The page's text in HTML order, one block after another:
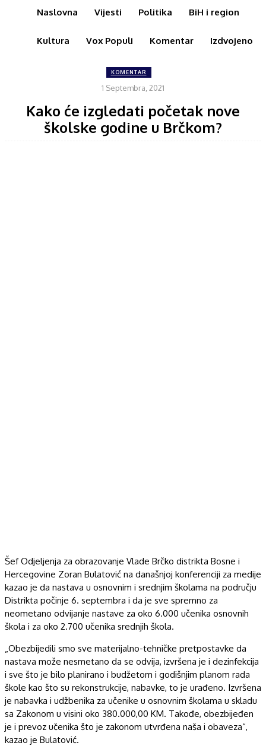
Naslovna Vijesti Politika BiH i region
Kultura Vox Populi Komentar Izdvojeno
KOMENTAR
1 Septembra, 2021
Kako će izgledati početak nove
školske godine u Brčkom?
Šef Odjeljenja za obrazovanje Vlade Brčko distrikta Bosne i
Hercegovine Zoran Bulatović na današnjoj konferenciji za medije
kazao je da nastava u osnovnim i srednjim školama na području
Distrikta počinje 6. septembra i da je sve spremno za
neometano odvijanje nastave za oko 6.000 učenika osnovnih
škola i za oko 2.700 učenika srednjih škola.
„Obezbijedili smo sve materijalno-tehničke pretpostavke da
nastava može nesmetano da se odvija, izvršena je i dezinfekcija
i sve što je bilo planirano i budžetom i godišnjim planom rada
škole kao što su rekonstrukcije, nabavke, to je urađeno. Izvršena
je nabavka i udžbenika za učenike u osnovnim školama u skladu
sa Zakonom u visini oko 380.000,00 KM. Takođe, obezbijeđen
je i prevoz učenika što je zakonom utvrđena naša i obaveza“,
kazao je Bulatović.